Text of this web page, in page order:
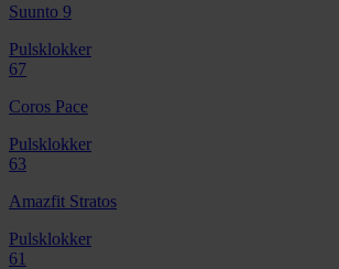
Suunto 9
Pulsklokker
67
Coros Pace
Pulsklokker
63
Amazfit Stratos
Pulsklokker
61